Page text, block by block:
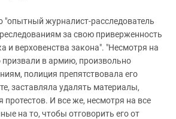
журналист-расследователь
за свою приверженность
и верховенства закона". "Несмотря на
призвали в армию, произвольно
полиция препятствовала его
заставляла удалять материалы,
И все же, несмотря на все
на то, чтобы отговорить его от